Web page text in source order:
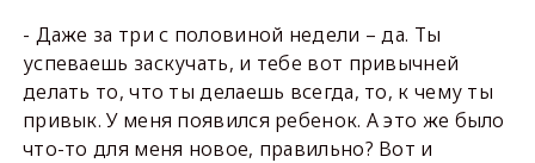
- Даже за три с половиной недели – да. Ты
успеваешь заскучать, и тебе вот привычней
делать то, что ты делаешь всегда, то, к чему ты
привык. У меня появился ребенок. А это же было
что-то для меня новое, правильно? Вот и